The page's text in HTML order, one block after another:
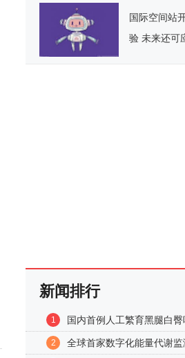
国际空间站
验 未来还可
新闻排行
1 国内首例人工繁育黑腿白臀
2 全球首家数字化能量代谢监